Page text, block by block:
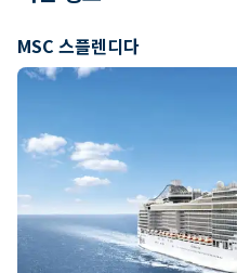
MSC 스플렌디다